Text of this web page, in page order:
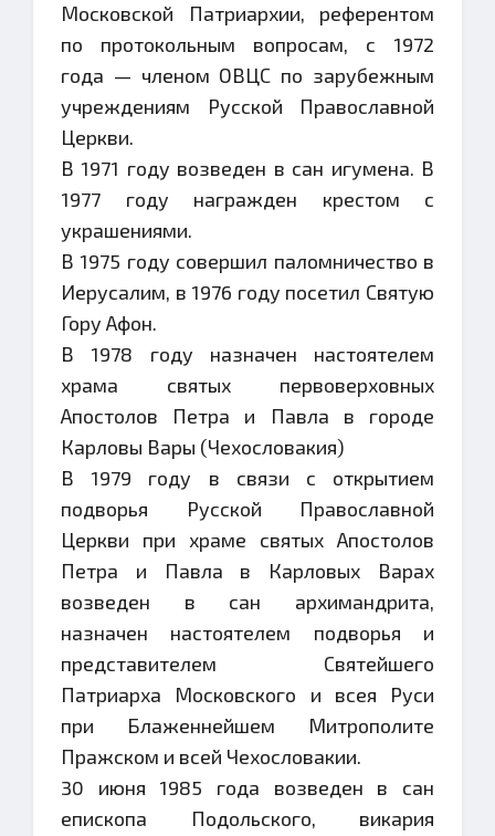
Московской Патриархии, референтом
по протокольным вопросам, с 1972
года — членом ОВЦС по зарубежным
учреждениям Русской Православной
Церкви.
В 1971 году возведен в сан игумена. В
1977 году награжден крестом с
украшениями.
В 1975 году совершил паломничество в
Иерусалим, в 1976 году посетил Святую
Гору Афон.
В 1978 году назначен настоятелем
храма святых первоверховных
Апостолов Петра и Павла в городе
Карловы Вары (Чехословакия)
В 1979 году в связи с открытием
подворья Русской Православной
Церкви при храме святых Апостолов
Петра и Павла в Карловых Варах
возведен в сан архимандрита,
назначен настоятелем подворья и
представителем Святейшего
Патриарха Московского и всея Руси
при Блаженнейшем Митрополите
Пражском и всей Чехословакии.
30 июня 1985 года возведен в сан
епископа Подольского, викария